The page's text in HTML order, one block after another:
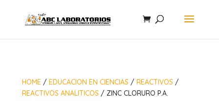
HOME / EDUCACION EN CIENCIAS/ REACTIVOS/
REACTIVOS ANALITICOS/ ZINC CLORURO P.A.